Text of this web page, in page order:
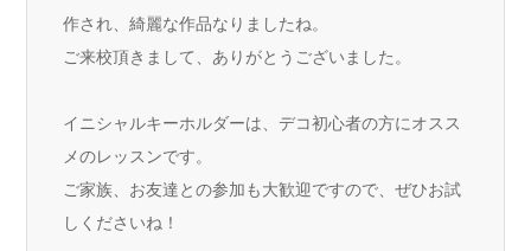
作され、綺麗な作品なりましたね。
ご来校頂きまして、ありがとうございました。
イニシャルキーホルダーは、デコ初心者の方にオスス
メのレッスンです。
ご家族、お友達との参加も大歓迎ですので、ぜひお試
しくださいね！